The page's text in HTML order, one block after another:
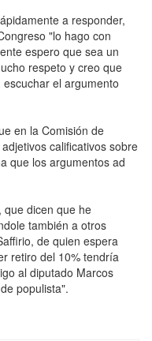
a responder,
"lo hago con
espero que sea un
respeto y creo que
el argumento
en la Comisión de
calificativos sobre
que los argumentos ad
que dicen que he
también a otros
de quien espera
retiro del 10% tendría
al diputado Marcos
populista".